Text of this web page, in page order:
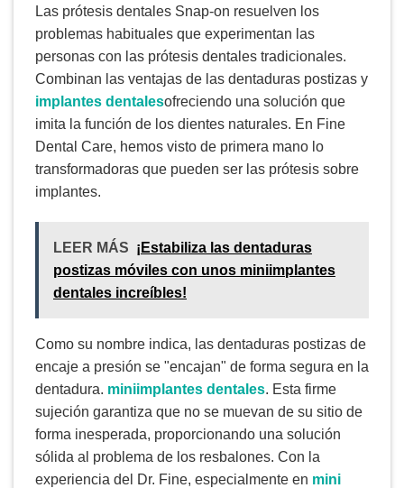
Las prótesis dentales Snap-on resuelven los
problemas habituales que experimentan las
personas con las prótesis dentales tradicionales.
Combinan las ventajas de las dentaduras postizas y
implantes dentalesofreciendo una solución que
imita la función de los dientes naturales. En Fine
Dental Care, hemos visto de primera mano lo
transformadoras que pueden ser las prótesis sobre
implantes.
LEER MÁS ¡Estabiliza las dentaduras
postizas móviles con unos miniimplantes
dentales increíbles!
Como su nombre indica, las dentaduras postizas de
encaje a presión se "encajan" de forma segura en la
dentadura. miniimplantes dentales. Esta firme
sujeción garantiza que no se muevan de su sitio de
forma inesperada, proporcionando una solución
sólida al problema de los resbalones. Con la
experiencia del Dr. Fine, especialmente en mini